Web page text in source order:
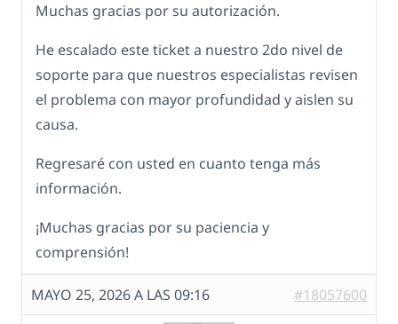
Muchas gracias por su autorización.
He escalado este ticket a nuestro 2do nivel de
soporte para que nuestros especialistas revisen
el problema con mayor profundidad y aislen su
causa.
Regresaré con usted en cuanto tenga más
información.
¡Muchas gracias por su paciencia y
comprensión!
MAYO 25, 2026 A LAS 09:16 #18057600